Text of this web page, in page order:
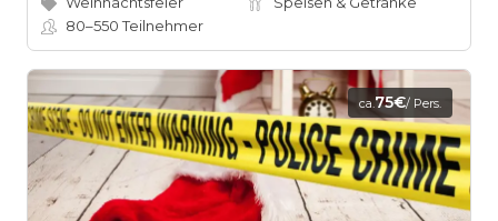
80–550Teilnehmer
ca.75€/ Pers.